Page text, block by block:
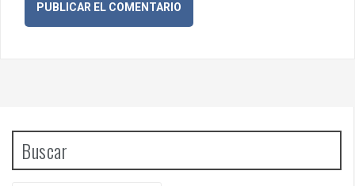
Buscar